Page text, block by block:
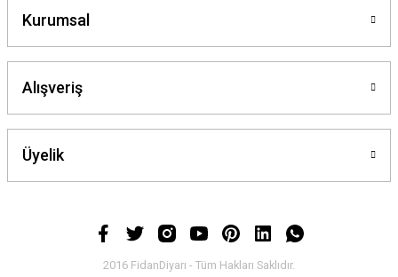
Kurumsal
Alışveriş
Üyelik
2016 FidanDiyarı - Tüm Hakları Saklıdır.